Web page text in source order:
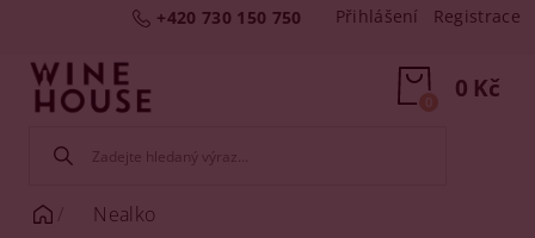
+420 730 150 750 Přihlášení Registrace
0 Kč
0
Nealko